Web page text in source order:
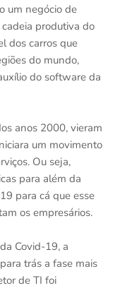
um negócio de
produtiva do
dos carros que
do mundo,
do software da
anos 2000, vieram
um movimento
Ou seja,
para além da
para cá que esse
os empresários.
Covid-19, a
trás a fase mais
de TI foi